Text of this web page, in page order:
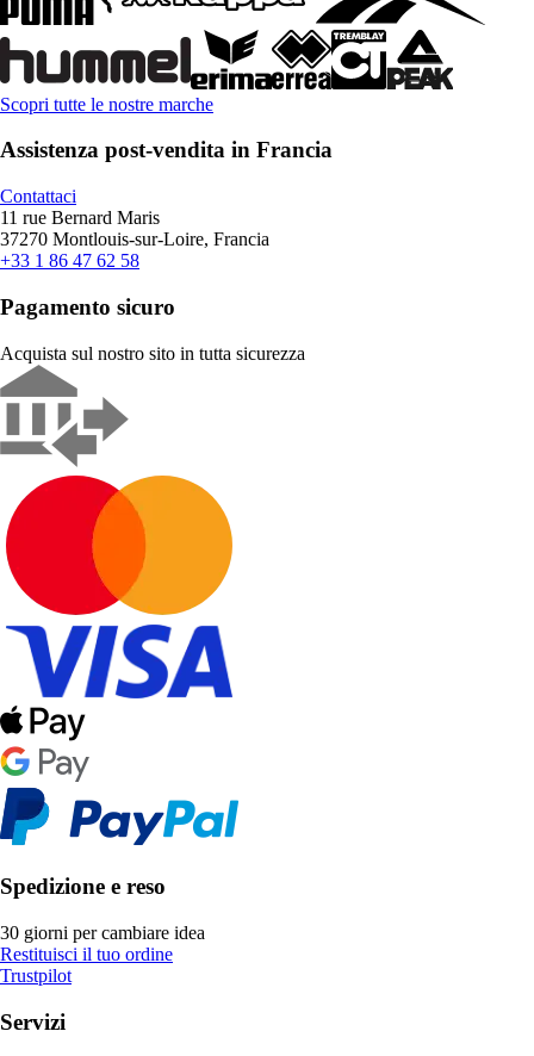
Scopri tutte le nostre marche
Assistenza post-vendita in Francia
Contattaci
11 rue Bernard Maris
37270 Montlouis-sur-Loire, Francia
+33 1 86 47 62 58
Pagamento sicuro
Acquista sul nostro sito in tutta sicurezza
Spedizione e reso
30 giorni per cambiare idea
Restituisci il tuo ordine
Trustpilot
Servizi